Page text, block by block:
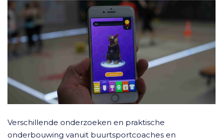
Verschillende onderzoeken en praktische
onderbouwing vanuit buurtsportcoaches en